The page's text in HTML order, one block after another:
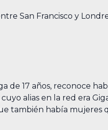
San Francisco y
de 17 años, reconoce
alias en la red era
también había